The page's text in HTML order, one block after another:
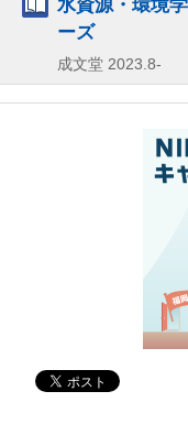
ーズ
成文堂 2023.8-